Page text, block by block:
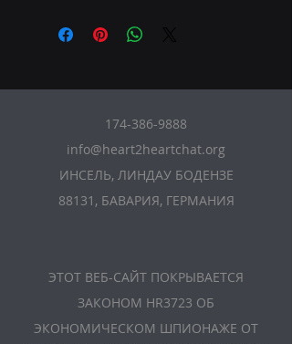
174-386-9888
info@heart2heartchat.org
ИНСЕЛЬ, ЛИНДАУ БОДЕНЗЕ
88131, БАВАРИЯ, ГЕРМАНИЯ
ЭТОТ ВЕБ-САЙТ ПОКРЫВАЕТСЯ
ЗАКОНОМ HR3723 ОБ
ЭКОНОМИЧЕСКОМ ШПИОНАЖЕ ОТ